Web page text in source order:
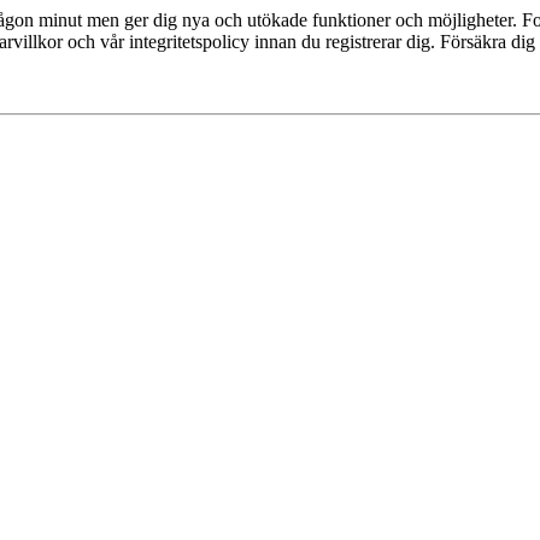
minut men ger dig nya och utökade funktioner och möjligheter.
och vår integritetspolicy innan du registrerar dig. Försäkra